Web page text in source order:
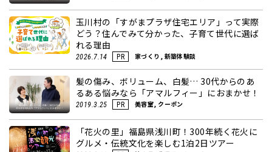
玉川村の「すがまプラザ住宅エリア」って実際
どう？住んでみて分かった、子育て世代に選ば
れる理由
2026.7.14 PR 家づくり, 新築体験談
髪の傷み、ボリューム、白髪… 30代からのあ
るある悩みなら「アマルフィー」におまかせ！
2019.3.25 PR 美容室, クーポン
「花火の里」福島県浅川町！300年続く花火に
グルメ・伝統文化を楽しむ1泊2日ツアー